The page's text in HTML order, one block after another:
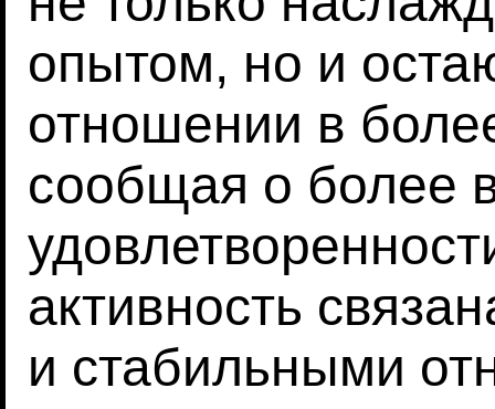
опытом, но и
отношении в
сообщая о более
активность
и стабильными